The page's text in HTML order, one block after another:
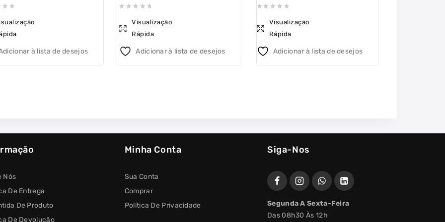
à lista de desejos
Visualização
Rápida
Adicionar à lista de desejos
Visualização
Rápida
Adicionar à lista de desejos
Nós
De Entrega
De Produto
De Devolução
Minha Conta
Sua Conta
Comprar
Política De Privacidade
Siga-Nos
Segunda A Sexta-Feira
Das 08h30 Às 12h